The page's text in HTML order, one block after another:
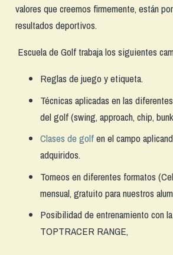
valores que creemos firmemente, están
resultados deportivos.
Escuela de Golf trabaja los siguientes
Reglas de juego y etiqueta.
Técnicas aplicadas en las
del golf (swing, approach, chip,
Clases de golfen el campo
adquiridos.
Torneos en diferentes formatos
mensual, gratuito para nuestros
Posibilidad de entrenamiento con
TOPTRACER RANGE,